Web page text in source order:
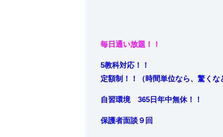
毎日通い放題！！
5教科対応！！
定額制！！（時間単位なら、驚くな
自習環境 365日年中無休！！
保護者面談９回